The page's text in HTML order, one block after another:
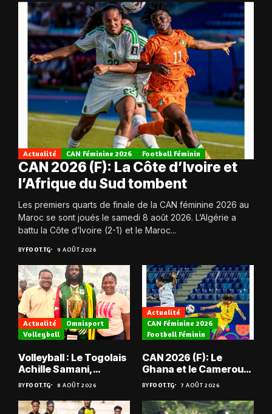
Actualité CAN Féminine 2026 Football Féminin
CAN 2026 (F): La Côte d’Ivoire et
l’Afrique du Sud tombent
Les premiers quarts de finale de la CAN féminine 2026 au
Maroc se sont joués le samedi 8 août 2026. L’Algérie a
battu la Côte d’Ivoire (2-1) et le Maroc...
BYFOOT.TG 9 AOÛT 2026
Actualité
Omnisport
Volleyball
Volleyball : Le Togolais
Achille Samani,
champion du Bénin !
BYFOOT.TG 8 AOÛT 2026
Actualité
CAN Féminine 2026
Football Féminin
CAN 2026 (F): Le
Ghana et le Cameroun
en quarts
BYFOOT.TG 7 AOÛT 2026